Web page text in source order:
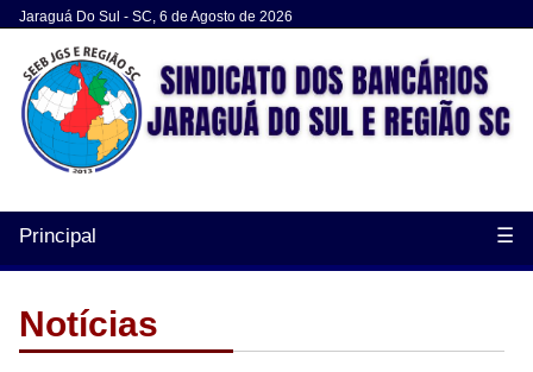
Jaraguá Do Sul - SC, 6 de Agosto de 2026
Principal ☰
Notícias